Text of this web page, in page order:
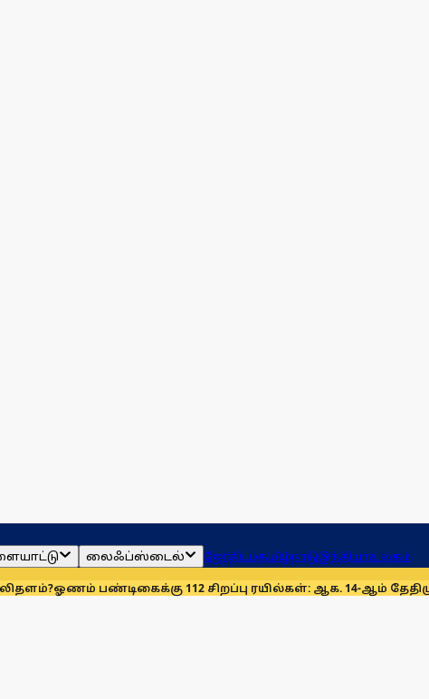
லைஃப்ஸ்டைல் ஜோதிடம்தமிழ்நாடுஇந்தியாஉலகம்
பண்டிகைக்கு 112 சிறப்பு ரயில்கள்: ஆக. 14-ஆம் தேதிமுதல்